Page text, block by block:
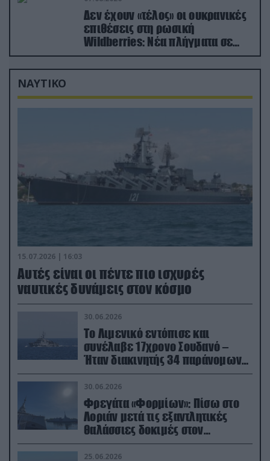
Δεν έχουν «τέλος» οι ουκρανικές
επιθέσεις στη ρωσική
Wildberries: Νέα πλήγματα σε
εγκαταστάσεις στα Ουράλια
ΝΑΥΤΙΚΟ
15.07.2026 | 16:03
Aυτές είναι οι πέντε πιο ισχυρές
ναυτικές δυνάμεις στον κόσμο
30.06.2026
Το Λιμενικό εντόπισε και
συνέλαβε 17χρονο Σουδανό –
Ήταν διακινητής 34 παράνομων
μεταναστών
30.06.2026
Φρεγάτα «Φορμίων»: Πίσω στο
Λοριάν μετά τις εξαντλητικές
θαλάσσιες δοκιμές στον
απαιτητικό Βισκαϊκό
25.06.2026